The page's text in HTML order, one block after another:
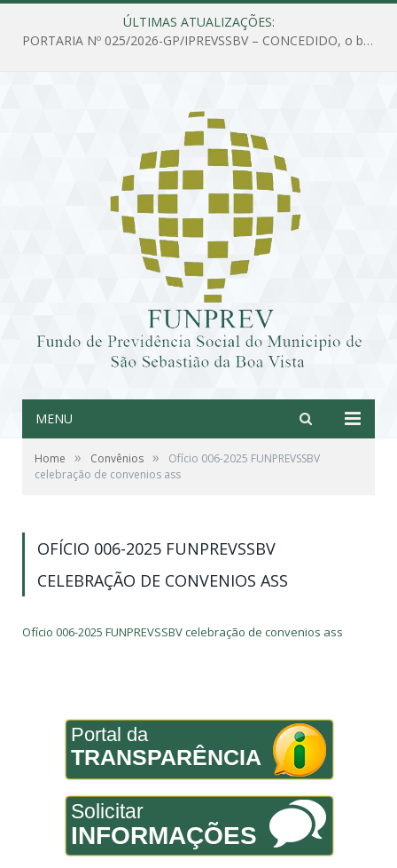
ÚLTIMAS ATUALIZAÇÕES:
PORTARIA Nº 025/2026-GP/IPREVSSBV – CONCEDIDO, o benefício de PENSÃO a MARIA ESTELA DOS SANTOS SOUZA
MENU
Home » Convênios »
Ofício 006-2025 FUNPREVSSBV
celebração de convenios ass
OFÍCIO 006-2025 FUNPREVSSBV
CELEBRAÇÃO DE CONVENIOS ASS
Ofício 006-2025 FUNPREVSSBV celebração de convenios ass
Portal da
TRANSPARÊNCIA
Solicitar
INFORMAÇÕES